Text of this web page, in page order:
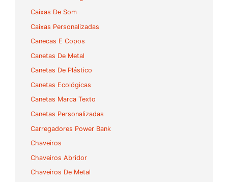
Caixas De Som
Caixas Personalizadas
Canecas E Copos
Canetas De Metal
Canetas De Plástico
Canetas Ecológicas
Canetas Marca Texto
Canetas Personalizadas
Carregadores Power Bank
Chaveiros
Chaveiros Abridor
Chaveiros De Metal